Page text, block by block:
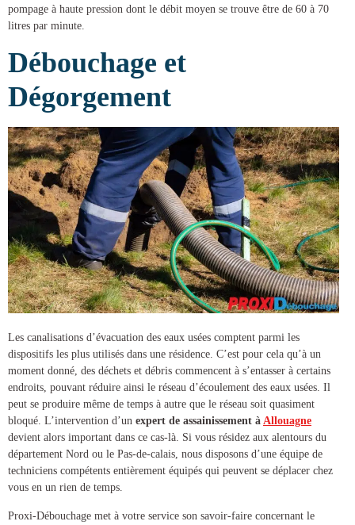
pompage à haute pression dont le débit moyen se trouve être de 60 à 70
litres par minute.
Débouchage et
Dégorgement
Les canalisations d’évacuation des eaux usées comptent parmi les
dispositifs les plus utilisés dans une résidence. C’est pour cela qu’à un
moment donné, des déchets et débris commencent à s’entasser à certains
endroits, pouvant réduire ainsi le réseau d’écoulement des eaux usées. Il
peut se produire même de temps à autre que le réseau soit quasiment
bloqué. L’intervention d’un expert de assainissement à Allouagne
devient alors important dans ce cas-là. Si vous résidez aux alentours du
département Nord ou le Pas-de-calais, nous disposons d’une équipe de
techniciens compétents entièrement équipés qui peuvent se déplacer chez
vous en un rien de temps.
Proxi-Débouchage met à votre service son savoir-faire concernant le